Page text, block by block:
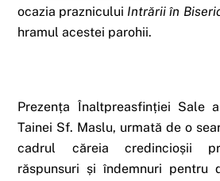
ocazia praznicului Intrării în
hramul acestei parohii.
Prezența Înaltpreasfinției Sale
Tainei Sf. Maslu, urmată de o
cadrul căreia credincioșii
răspunsuri și îndemnuri pentru